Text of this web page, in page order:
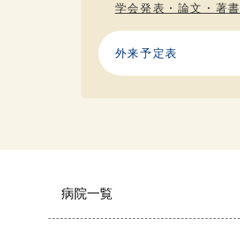
学会発表・論文・著書
外来予定表
病院一覧